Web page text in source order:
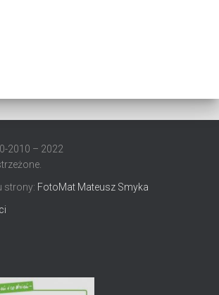
2010 – 2022
strony: FotoMat Mateusz Smyka